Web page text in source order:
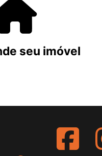
seu imóvel